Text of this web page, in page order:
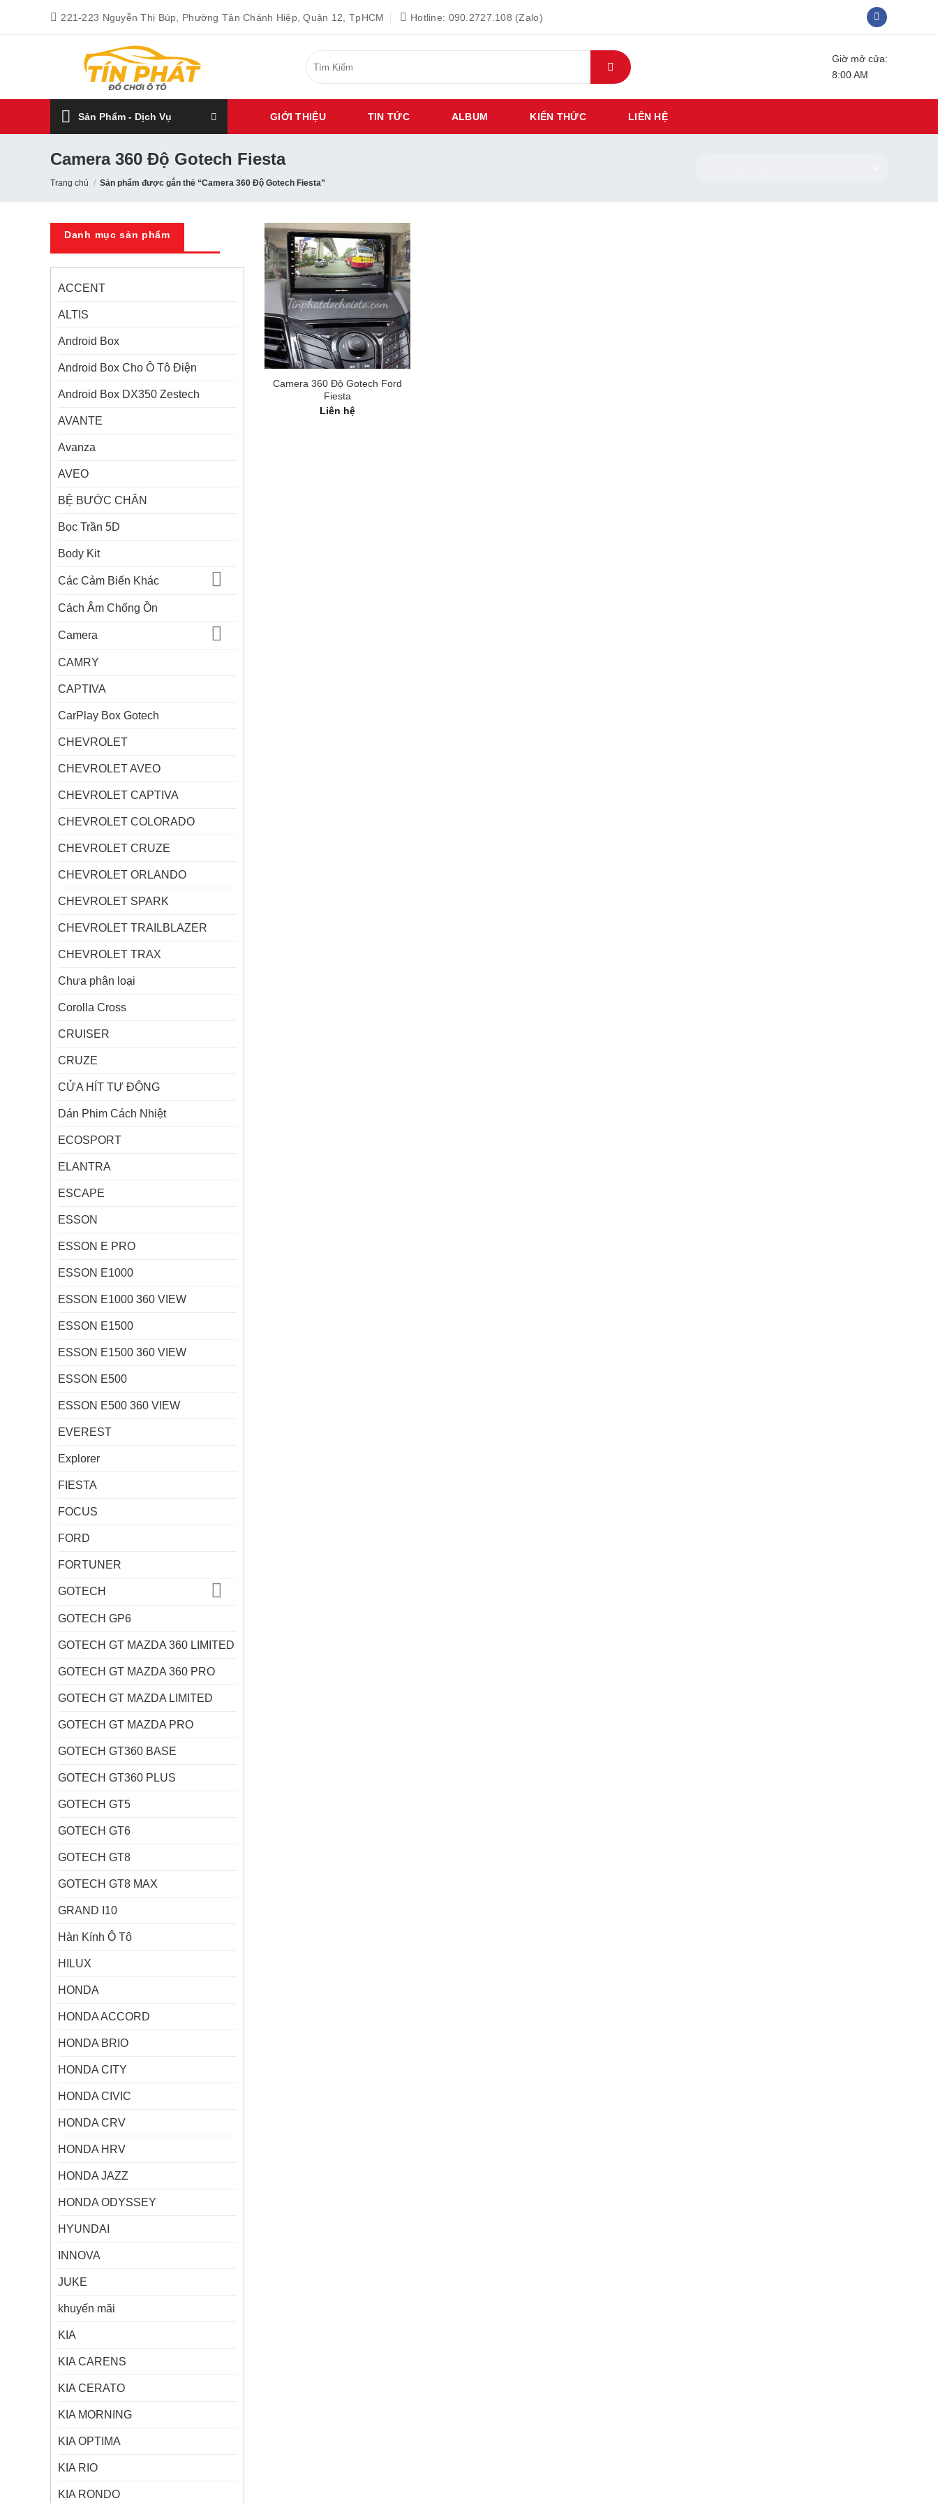
221-223 Nguyễn Thị Búp, Phường Tân Chánh Hiệp, Quận 12, TpHCM Hotline: 090.2727.108 (Zalo)
kiếm:
Giờ mở cửa:
8:00 AM
Sản Phẩm - Dịch Vụ GIỚI THIỆU TIN TỨC ALBUM KIẾN THỨC LIÊN HỆ
Camera 360 Độ Gotech Fiesta
Trang chủ / Sản phẩm được gắn thẻ “Camera 360 Độ Gotech Fiesta”
Danh mục sản phẩm
ACCENT
ALTIS
Android Box
Android Box Cho Ô Tô Điện
Android Box DX350 Zestech
AVANTE
Avanza
AVEO
BỆ BƯỚC CHÂN
Bọc Trần 5D
Body Kit
Các Cảm Biến Khác
Cách Âm Chống Ồn
Camera
CAMRY
CAPTIVA
CarPlay Box Gotech
CHEVROLET
CHEVROLET AVEO
CHEVROLET CAPTIVA
CHEVROLET COLORADO
CHEVROLET CRUZE
CHEVROLET ORLANDO
CHEVROLET SPARK
CHEVROLET TRAILBLAZER
CHEVROLET TRAX
Chưa phân loại
Corolla Cross
CRUISER
CRUZE
CỬA HÍT TỰ ĐỘNG
Dán Phim Cách Nhiệt
ECOSPORT
ELANTRA
ESCAPE
ESSON
ESSON E PRO
ESSON E1000
ESSON E1000 360 VIEW
ESSON E1500
ESSON E1500 360 VIEW
ESSON E500
ESSON E500 360 VIEW
EVEREST
Explorer
FIESTA
FOCUS
FORD
FORTUNER
GOTECH
GOTECH GP6
GOTECH GT MAZDA 360 LIMITED
GOTECH GT MAZDA 360 PRO
GOTECH GT MAZDA LIMITED
GOTECH GT MAZDA PRO
GOTECH GT360 BASE
GOTECH GT360 PLUS
GOTECH GT5
GOTECH GT6
GOTECH GT8
GOTECH GT8 MAX
GRAND I10
Hàn Kính Ô Tô
HILUX
HONDA
HONDA ACCORD
HONDA BRIO
HONDA CITY
HONDA CIVIC
HONDA CRV
HONDA HRV
HONDA JAZZ
HONDA ODYSSEY
HYUNDAI
INNOVA
JUKE
khuyến mãi
KIA
KIA CARENS
KIA CERATO
KIA MORNING
KIA OPTIMA
KIA RIO
KIA RONDO
Camera 360 Độ Gotech Ford
Fiesta
Liên hệ